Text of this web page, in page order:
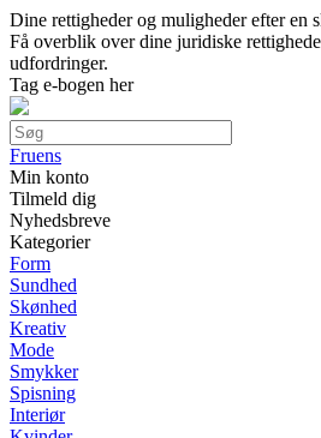
Dine rettigheder og muligheder efter en
Få overblik over dine juridiske
udfordringer.
Tag e-bogen her
Fruens
Min konto
Tilmeld dig
Nyhedsbreve
Kategorier
Form
Sundhed
Skønhed
Kreativ
Mode
Smykker
Spisning
Interiør